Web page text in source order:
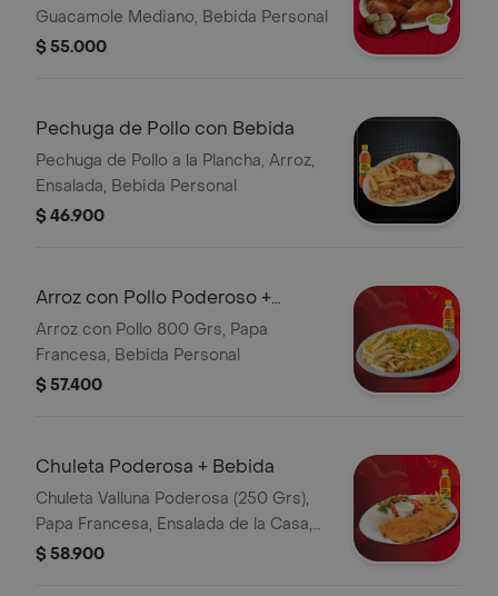
Guacamole Mediano, Bebida Personal
$ 55.000
Pechuga de Pollo con Bebida
Pechuga de Pollo a la Plancha, Arroz,
Ensalada, Bebida Personal
$ 46.900
Arroz con Pollo Poderoso +
Bebida
Arroz con Pollo 800 Grs, Papa
Francesa, Bebida Personal
$ 57.400
Chuleta Poderosa + Bebida
Chuleta Valluna Poderosa (250 Grs),
Papa Francesa, Ensalada de la Casa,
Porción de Arroz, Bebida Personal
$ 58.900